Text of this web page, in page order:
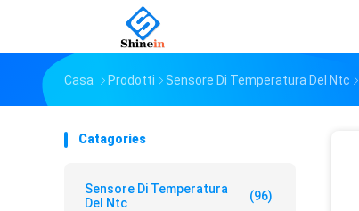
Casa Prodotti Sensore Di Temperatura Del Ntc
Catagories
Sensore Di Temperatura
Del Ntc
(96)